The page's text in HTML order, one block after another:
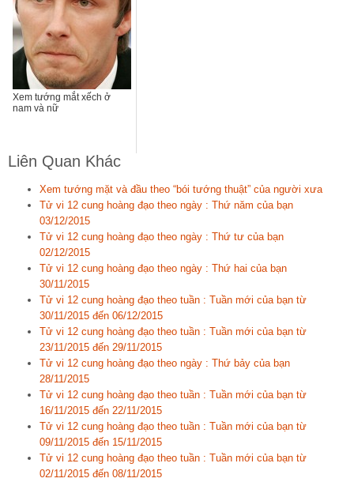
Xem tướng mắt xếch ở
nam và nữ
Liên Quan Khác
Xem tướng mặt và đầu theo “bói tướng thuật” của người xưa
Tử vi 12 cung hoàng đạo theo ngày : Thứ năm của bạn
03/12/2015
Tử vi 12 cung hoàng đạo theo ngày : Thứ tư của bạn
02/12/2015
Tử vi 12 cung hoàng đạo theo ngày : Thứ hai của bạn
30/11/2015
Tử vi 12 cung hoàng đạo theo tuần : Tuần mới của bạn từ
30/11/2015 đến 06/12/2015
Tử vi 12 cung hoàng đạo theo tuần : Tuần mới của bạn từ
23/11/2015 đến 29/11/2015
Tử vi 12 cung hoàng đạo theo ngày : Thứ bảy của bạn
28/11/2015
Tử vi 12 cung hoàng đạo theo tuần : Tuần mới của bạn từ
16/11/2015 đến 22/11/2015
Tử vi 12 cung hoàng đạo theo tuần : Tuần mới của bạn từ
09/11/2015 đến 15/11/2015
Tử vi 12 cung hoàng đạo theo tuần : Tuần mới của bạn từ
02/11/2015 đến 08/11/2015